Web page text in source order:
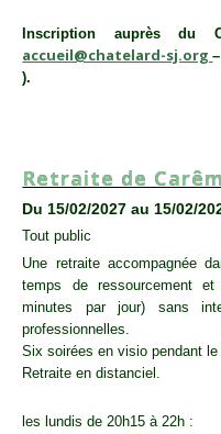
Inscription auprès du
accueil@chatelard-sj.org
).
Retraite de
Du 15/02/2027 au 15/02/
Tout public
Une retraite accompagnée
temps de ressourcement
minutes par jour) sans
professionnelles.
Six soirées en visio pendant le
Retraite en distanciel.
les lundis de 20h15 à 22h :